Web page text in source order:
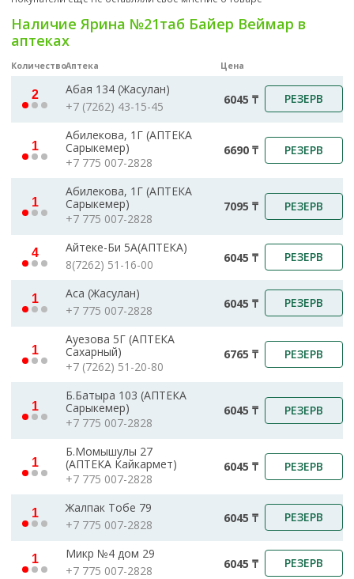
Наличие Ярина №21таб Байер Веймар в
аптеках
КоличествоАптека Цена
2
Абая 134 (Жасулан)
+7 (7262) 43-15-45
6045 ₸ РЕЗЕРВ
1
Абилекова, 1Г (АПТЕКА
Сарыкемер)
+7 775 007-2828
6690 ₸ РЕЗЕРВ
1
Абилекова, 1Г (АПТЕКА
Сарыкемер)
+7 775 007-2828
7095 ₸ РЕЗЕРВ
4
Айтеке-Би 5А(АПТЕКА)
8(7262) 51-16-00
6045 ₸ РЕЗЕРВ
1
Аса (Жасулан)
+7 775 007-2828
6045 ₸ РЕЗЕРВ
1
Ауезова 5Г (АПТЕКА
Сахарный)
+7 (7262) 51-20-80
6765 ₸ РЕЗЕРВ
1
Б.Батыра 103 (АПТЕКА
Сарыкемер)
+7 775 007-2828
6045 ₸ РЕЗЕРВ
1
Б.Момышулы 27
(АПТЕКА Кайкармет)
+7 775 007-2828
6045 ₸ РЕЗЕРВ
1
Жалпак Тобе 79
+7 775 007-2828
6045 ₸ РЕЗЕРВ
1
Микр №4 дом 29
+7 775 007-2828
6045 ₸ РЕЗЕРВ